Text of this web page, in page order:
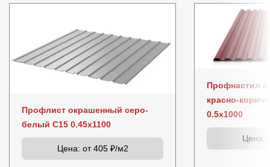
Профлист окрашенный серо-
белый C15 0.45x1100
Цена: от 405 ₽/м2
Профнастил
красно-
0.5x1000
Цена: